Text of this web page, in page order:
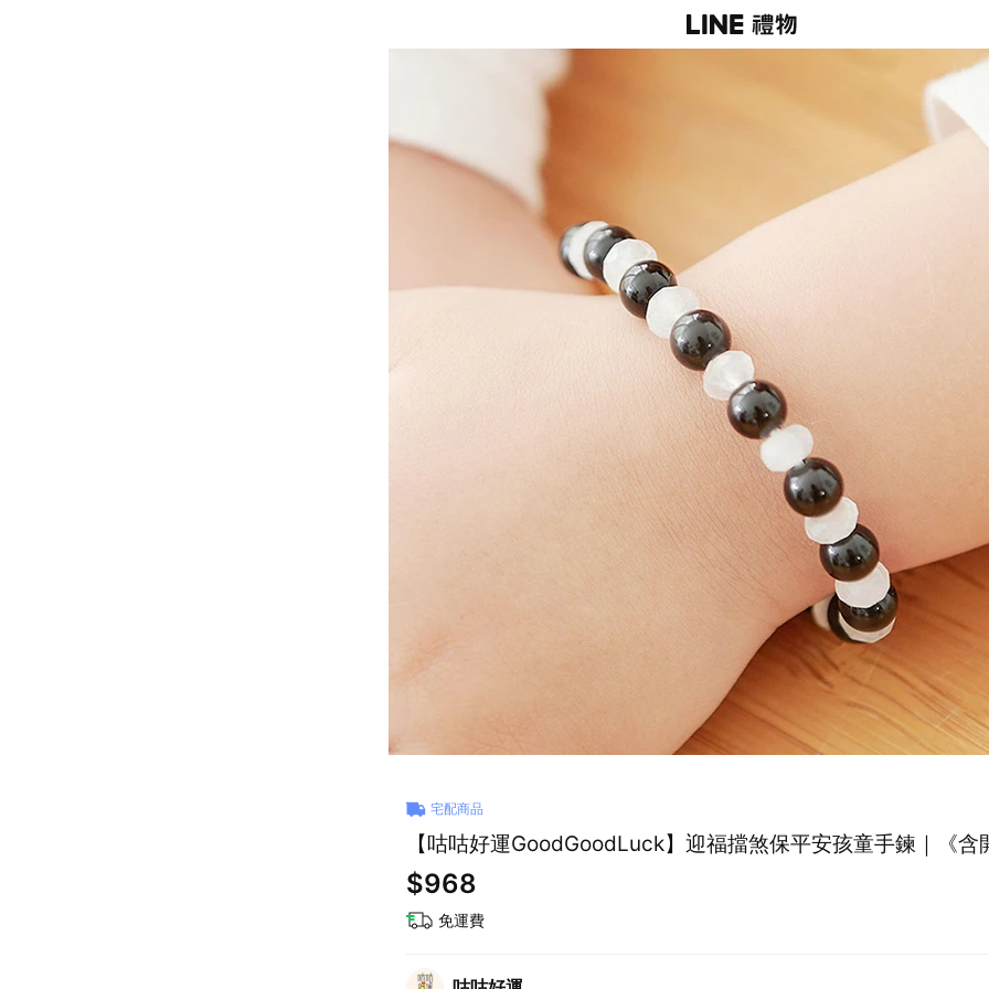
宅配商品
【咕咕好運GoodGoodLuck】迎福擋煞保平安孩童手鍊｜《含
$968
免運費